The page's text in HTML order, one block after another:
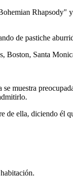
Rhapsody"
de pastiche
Santa
muestra
de ella, diciendo él